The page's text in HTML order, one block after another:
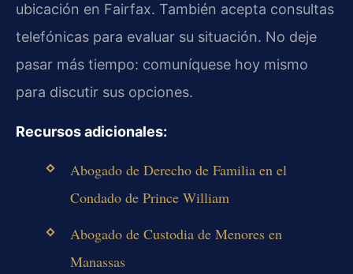
ubicación en Fairfax. También acepta consultas
telefónicas para evaluar su situación. No deje
pasar más tiempo: comuníquese hoy mismo
para discutir sus opciones.
Recursos adicionales:
Abogado de Derecho de Familia en el
Condado de Prince William
Abogado de Custodia de Menores en
Manassas